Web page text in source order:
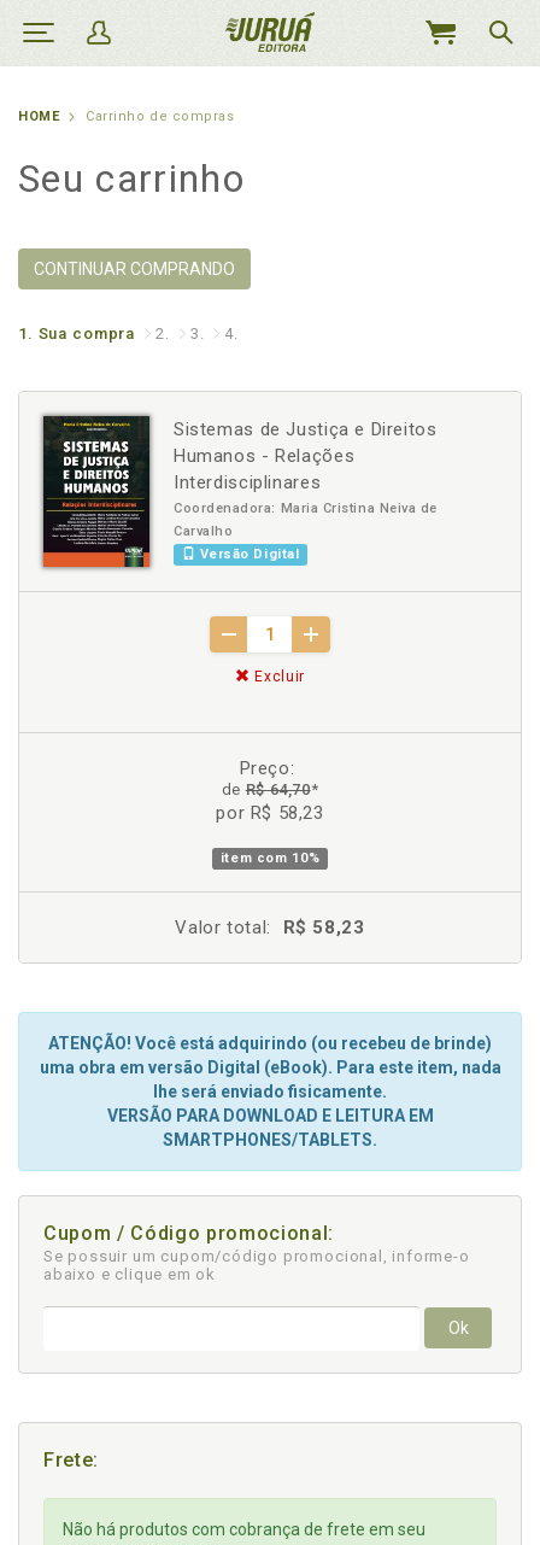
MEU
HOME Carrinho de compras
Seu carrinho
CONTINUAR COMPRANDO
1. Sua compra 2. 3. 4.
Sistemas de Justiça e Direitos
Humanos - Relações
Interdisciplinares
Coordenadora: Maria Cristina Neiva de
Carvalho
Versão Digital
Excluir
Preço:
deR$ 64,70*
por R$ 58,23
item com 10%
Valor total: R$ 58,23
ATENÇÃO! Você está adquirindo (ou recebeu de brinde)
uma obra em versão Digital (eBook). Para este item, nada
lhe será enviado fisicamente.
VERSÃO PARA DOWNLOAD E LEITURA EM
SMARTPHONES/TABLETS.
Cupom / Código promocional:
Se possuir um cupom/código promocional, informe-o
abaixo e clique em ok
Ok
Frete:
Não há produtos com cobrança de frete em seu